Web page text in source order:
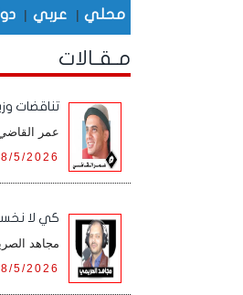
محلي | عربي |
مـقـالات
تناقضات
عمر
8/5/2026
كي لا
مجاهد
8/5/2026